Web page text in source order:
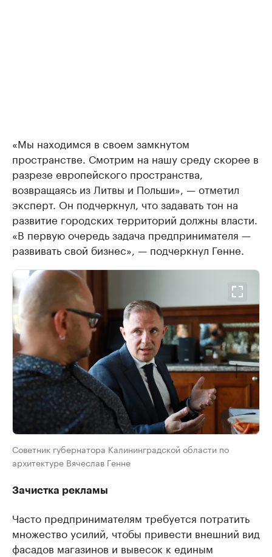
«Мы находимся в своем замкнутом
пространстве. Смотрим на нашу среду скорее в
разрезе европейского пространства,
возвращаясь из Литвы и Польши», — отметил
эксперт. Он подчеркнул, что задавать тон на
развитие городских территорий должны власти.
«В первую очередь задача предпринимателя —
развивать свой бизнес», — подчеркнул Генне.
Советник губернатора Калининградской области по
архитектуре Вячеслав Генне
Зачистка рекламы
Часто предпринимателям требуется потратить
множество усилий, чтобы привести внешний вид
фасадов магазинов и вывесок к единым